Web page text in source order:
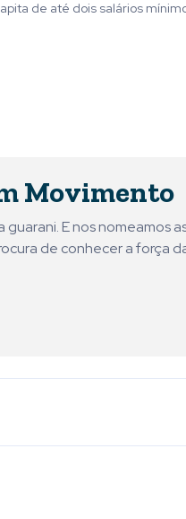
de até dois salários
Movimento
guarani. E nos nomeamos
de conhecer a força